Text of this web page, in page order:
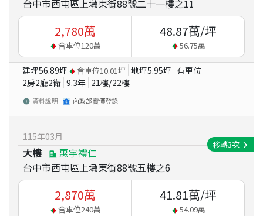
台中市西屯區上墩東街88號二十一樓之11
2,780萬
含車位120萬
48.87萬/坪
56.75萬
建坪56.89坪 含車位10.01坪 地坪5.95坪 有車位
2房2廳2衛 9.3年 21樓/22樓
資料說明 內政部實價登錄
115年03月
大樓
惠宇禮仁
台中市西屯區上墩東街88號五樓之6
移轉3次
2,870萬
含車位240萬
41.81萬/坪
54.09萬